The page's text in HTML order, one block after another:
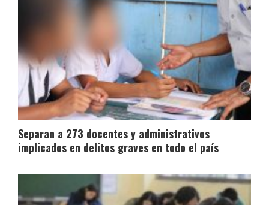
Separan a 273 docentes y administrativos
implicados en delitos graves en todo el país